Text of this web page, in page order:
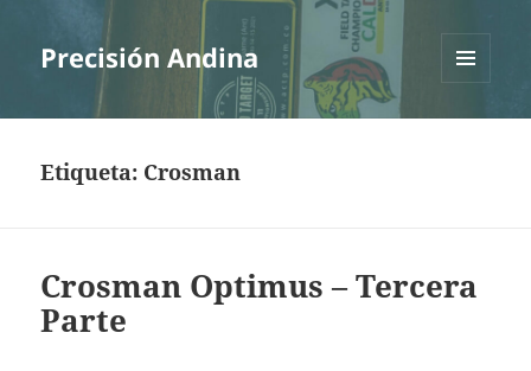
Precisión Andina
Etiqueta: Crosman
Crosman Optimus – Tercera
Parte